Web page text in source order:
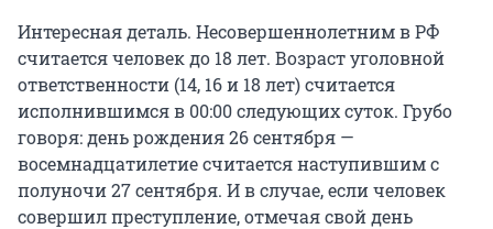
Интересная деталь. Несовершеннолетним в РФ
считается человек до 18 лет. Возраст уголовной
ответственности (14, 16 и 18 лет) считается
исполнившимся в 00:00 следующих суток. Грубо
говоря: день рождения 26 сентября —
восемнадцатилетие считается наступившим с
полуночи 27 сентября. И в случае, если человек
совершил преступление, отмечая свой день